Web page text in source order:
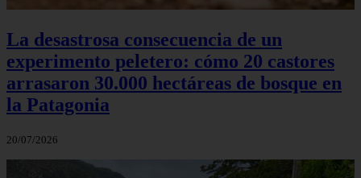
La desastrosa consecuencia de un
experimento peletero: cómo 20 castores
arrasaron 30.000 hectáreas de bosque en
la Patagonia
20/07/2026